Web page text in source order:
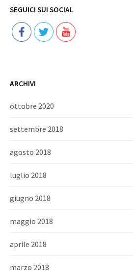
SEGUICI SUI SOCIAL
ARCHIVI
ottobre 2020
settembre 2018
agosto 2018
luglio 2018
giugno 2018
maggio 2018
aprile 2018
marzo 2018